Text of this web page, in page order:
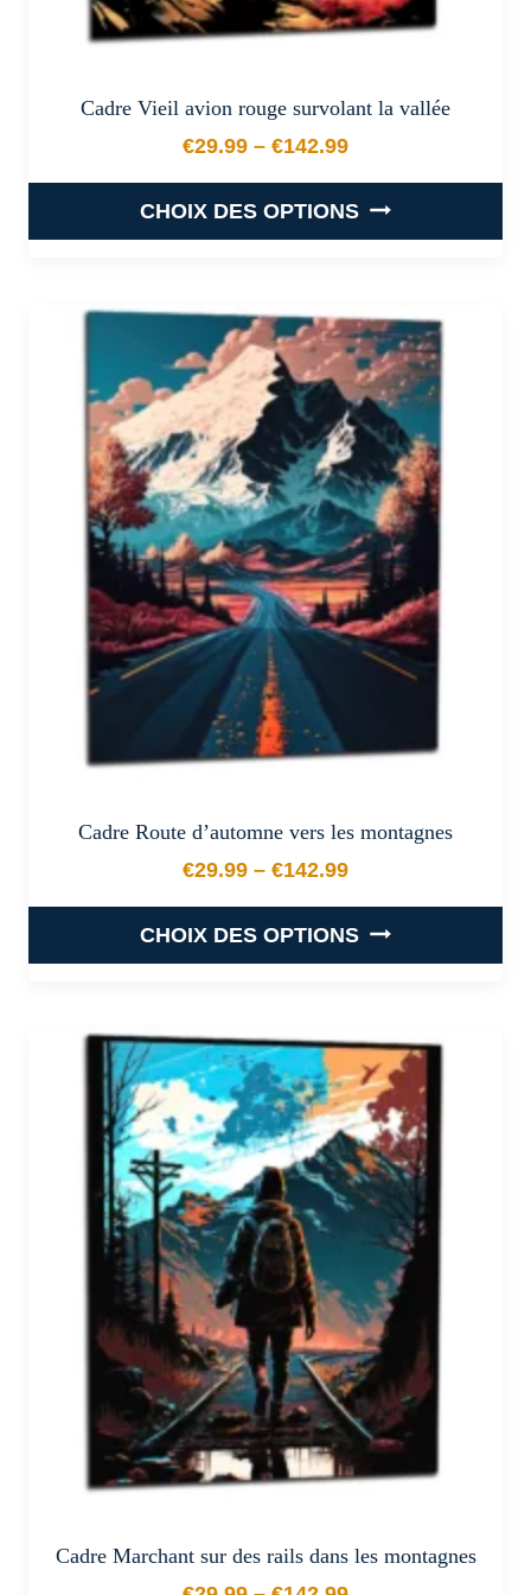
Cadre Vieil avion rouge survolant la vallée
€29.99 – €142.99
Plage de prix : €29.99 à
CHOIX DES OPTIONS
a
plusieurs
variations.
Les
options
peuvent
être
choisies
sur
la
page
du
produit
Cadre Route d’automne vers les montagnes
€29.99 – €142.99
Plage de prix : €29.99 à
CHOIX DES OPTIONS
a
plusieurs
variations.
Les
options
peuvent
être
choisies
sur
la
page
du
produit
Cadre Marchant sur des rails dans les montagnes